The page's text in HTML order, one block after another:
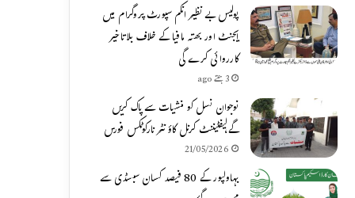
پولیس بے نظیر انکم سپورٹ پروگرام میں
ایجنٹ اور بھتہ مافیا کے خلاف بلاتاخیر
کارروائی کرے گی
3 ہفتے ago
نوجوان نسل کو منشیات سے پاک کریں
گے،لیفٹیننٹ کرنل کاؤنٹر نارکوٹکس فورس
21/05/2026
بہاولپور کے 80 فیصد کسان سبسڈی سے